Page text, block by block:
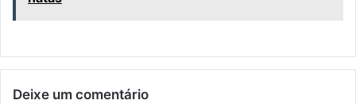
Deixe um comentário